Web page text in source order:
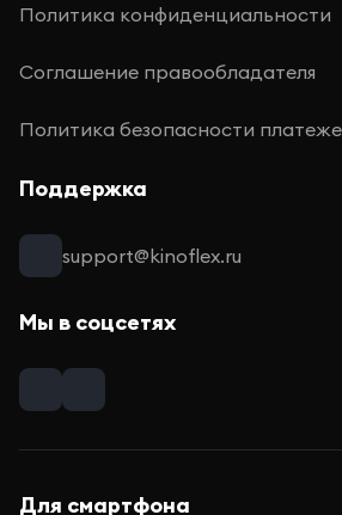
Политика конфиденциальности
Соглашение правообладателя
Политика безопасности
Поддержка
support@kinoflex.ru
Мы в соцсетях
Для смартфона